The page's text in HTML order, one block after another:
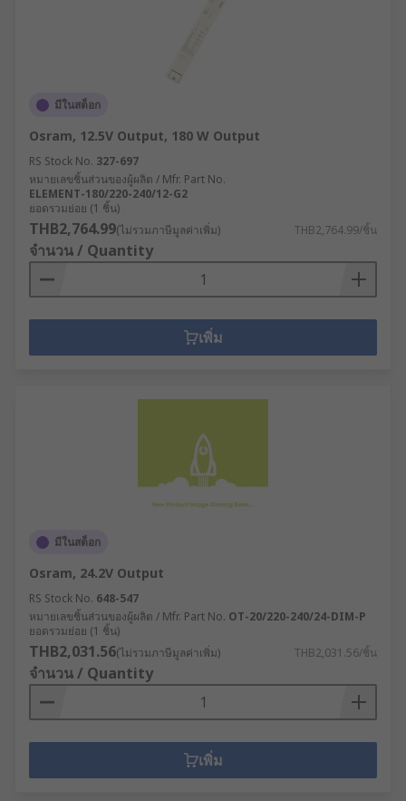
มีในสต็อก
Osram, 12.5V Output, 180 W Output
RS Stock No. 327-697
หมายเลขชิ้นส่วนของผู้ผลิต / Mfr. Part No.
ELEMENT-180/220-240/12-G2
ยอดรวมย่อย (1 ชิ้น)
THB2,764.99(ไม่รวมภาษีมูลค่าเพิ่ม) THB2,764.99/ชิ้น
จำนวน / Quantity
เพิ่ม
มีในสต็อก
Osram, 24.2V Output
RS Stock No. 648-547
หมายเลขชิ้นส่วนของผู้ผลิต / Mfr. Part No. OT-20/220-240/24-DIM-P
ยอดรวมย่อย (1 ชิ้น)
THB2,031.56(ไม่รวมภาษีมูลค่าเพิ่ม) THB2,031.56/ชิ้น
จำนวน / Quantity
เพิ่ม